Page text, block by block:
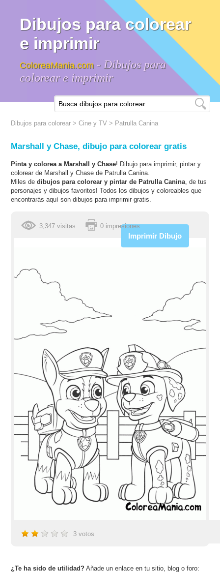
Dibujos para colorear
e imprimir
ColoreaMania.com - Dibujos para
colorear e imprimir
Dibujos para colorear >Cine y TV > Patrulla Canina
Marshall y Chase, dibujo para colorear gratis
Pinta y colorea a Marshall y Chase! Dibujo para imprimir, pintar y
colorear de Marshall y Chase de Patrulla Canina.
Miles dedibujos para colorear y pintar de Patrulla Canina, de tus
personajes y dibujos favoritos! Todos los dibujos y coloreables que
encontrarás aquí son dibujos para imprimir gratis.
3,347 visitas 0 impresiones
Imprimir Dibujo
3 votos
¿Te ha sido de utilidad? Añade un enlace en tu sitio, blog o foro: